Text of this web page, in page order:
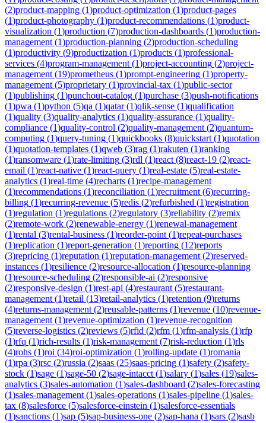
(2)product-mapping (1)product-optimization (1)product-pages
(1)product-photography (1)product-recommendations (1)product-
visualization (1)production (7)production-dashboards (1)production-
management (1)production-planning (2)production-scheduling
(1)productivity (9)productization (1)products (1)professional-
services (4)program-management (1)project-accounting (2)project-
management (19)prometheus (1)prompt-engineering (1)property-
management (5)proprietary (1)provincial-tax (1)public-sector
(1)publishing (1)punchout-catalog (1)purchase (3)push-notifications
(1)pwa (1)python (5)qa (1)qatar(1)qlik-sense (1)qualification
(1)quality (3)quality-analytics (1)quality-assurance (1)quality-
compliance (1)quality-control (2)quality-management (2)quantum-
computing (1)query-tuning (1)quickbooks (8)quickstart (1)quotation
(1)quotation-templates (1)qweb (3)rag (1)rakuten (1)ranking
(1)ransomware (1)rate-limiting (3)rdl (1)react (8)react-19 (2)react-
email (1)react-native (1)react-query (1)real-estate (5)real-estate-
analytics (1)real-time (4)recharts (1)recipe-management
(1)recommendations (1)reconciliation (1)recruitment (6)recurring-
billing (1)recurring-revenue (5)redis (2)refurbished (1)registration
(1)regulation (1)regulations (2)regulatory (3)reliability (2)remix
(2)remote-work (2)renewable-energy (1)renewal-management
(1)rental (3)rental-business (1)reorder-point (1)repeat-purchases
(1)replication (1)report-generation (1)reporting (12)reports
(3)repricing (1)reputation (1)reputation-management (2)reserved-
instances (1)resilience (2)resource-allocation (1)resource-planning
(1)resource-scheduling (2)responsible-ai (2)responsive
(2)responsive-design (1)rest-api (4)restaurant (5)restaurant-
management (1)retail (13)retail-analytics (1)retention (9)returns
(4)returns-management (2)reusable-patterns (1)revenue (10)revenue-
management (1)revenue-optimization (1)revenue-recognition
(5)reverse-logistics (2)reviews (5)rfid (2)rfm (1)rfm-analysis (1)rfp
(1)rfq (1)rich-results (1)risk-management (7)risk-reduction (1)rls
(4)rohs (1)roi (34)roi-optimization (1)rolling-update (1)romania
(1)rpa (3)rsc (2)russia (2)saas (25)saas-pricing (1)safety (2)safety-
stock (1)sage (1)sage-50 (2)sage-intacct (1)salary (1)sales (19)sales-
analytics (3)sales-automation (1)sales-dashboard (2)sales-forecasting
(1)sales-management (1)sales-operations (1)sales-pipeline (1)sales-
tax (8)salesforce (5)salesforce-einstein (1)salesforce-essentials
(1)sanctions (1)sap (5)sap-business-one (2)sap-hana (1)sars (2)sasb